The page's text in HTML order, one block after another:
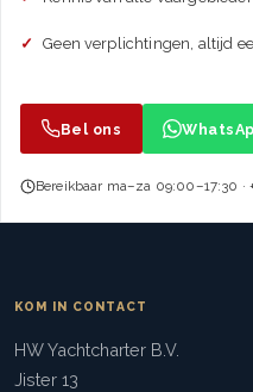
Geen verplichtingen, altijd
Bel ons
Bereikbaar ma–za 09:00–17:30 ·
KOM IN CONTACT
HW Yachtcharter B.V.
Jister 13